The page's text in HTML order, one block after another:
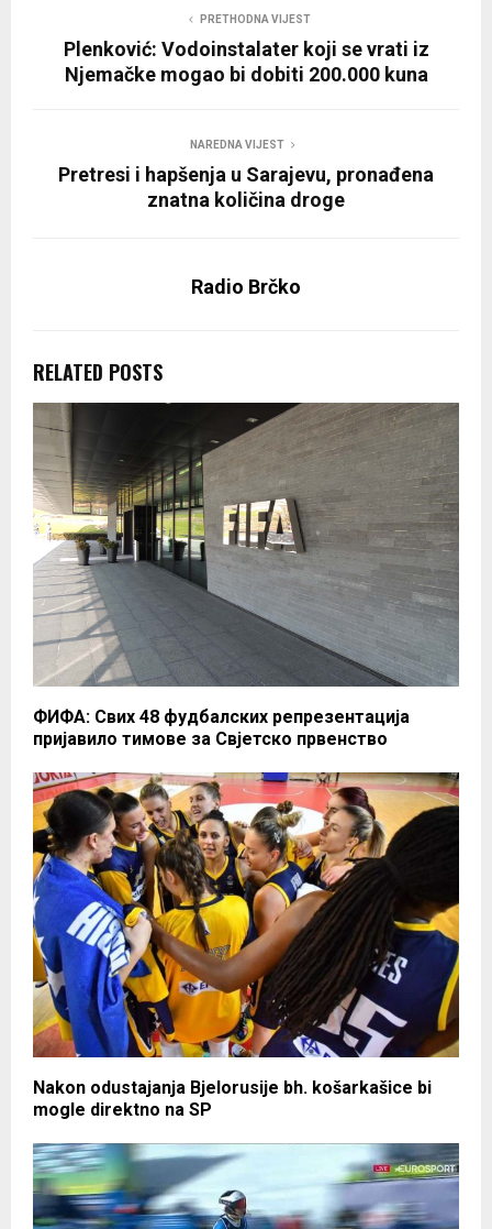
PRETHODNA VIJEST
Plenković: Vodoinstalater koji se vrati iz
Njemačke mogao bi dobiti 200.000 kuna
NAREDNA VIJEST
Pretresi i hapšenja u Sarajevu, pronađena
znatna količina droge
Radio Brčko
RELATED POSTS
ФИФА: Свих 48 фудбалских репрезентација
пријавило тимове за Свјетско првенство
Nakon odustajanja Bjelorusije bh. košarkašice bi
mogle direktno na SP